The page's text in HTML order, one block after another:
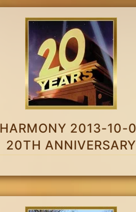
2013-10-01 HARMONY
20TH ANNIVERSARY